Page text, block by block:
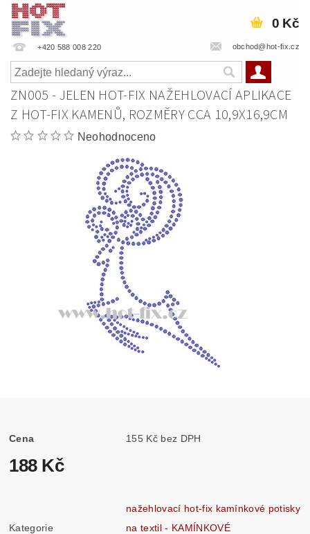
+420 588 008 220 obchod@hot-fix.cz
0 Kč
ZN005 - JELEN HOT-FIX NAŽEHLOVACÍ APLIKACE
Z HOT-FIX KAMENŮ, ROZMĚRY CCA 10,9X16,9CM
Neohodnoceno
Cena 155 Kč bez DPH
188 Kč
Kategorie
nažehlovací hot-fix kamínkové potisky
na textil - KAMÍNKOVÉ